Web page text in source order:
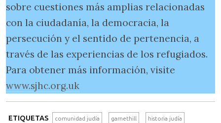
sobre cuestiones más amplias relacionadas
con la ciudadanía, la democracia, la
persecución y el sentido de pertenencia, a
través de las experiencias de los refugiados.
Para obtener más información, visite
www.sjhc.org.uk
ETIQUETAS comunidad judía garnethill historia judía